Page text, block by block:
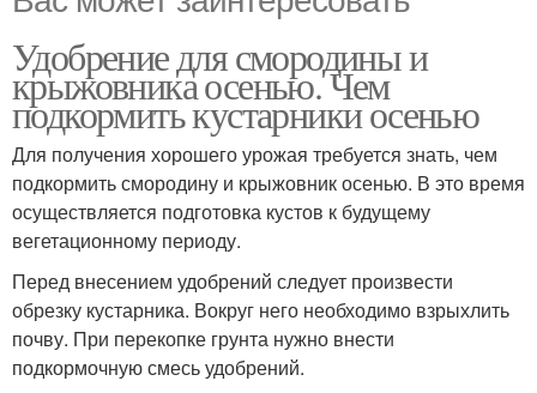
Удобрение для смородины и
крыжовника осенью. Чем
подкормить кустарники осенью
Для получения хорошего урожая требуется знать, чем
подкормить смородину и крыжовник осенью. В это время
осуществляется подготовка кустов к будущему
вегетационному периоду.
Перед внесением удобрений следует произвести
обрезку кустарника. Вокруг него необходимо взрыхлить
почву. При перекопке грунта нужно внести
подкормочную смесь удобрений.